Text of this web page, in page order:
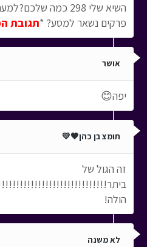
השיא שלי 298 כמה
פרקים נשאר למסע? *תגובת
אושר
יפה😊
תומצ בן כהן🖤💛
זה הגול של
הולה!
לא משנה